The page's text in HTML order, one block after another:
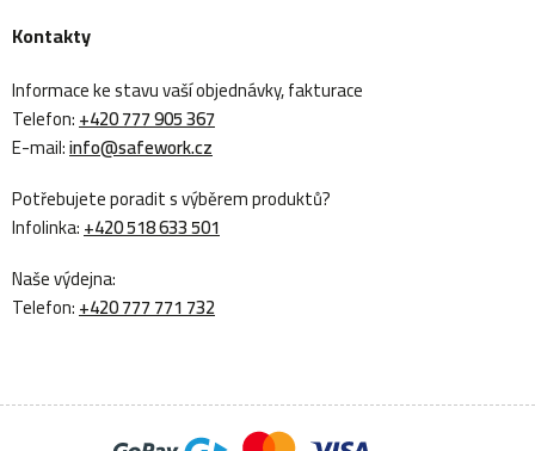
Kontakty
Informace ke stavu vaší objednávky, fakturace
Telefon:+420 777 905 367
E-mail:info@safework.cz
Potřebujete poradit s výběrem produktů?
Infolinka:+420 518 633 501
Naše výdejna:
Telefon:+420 777 771 732